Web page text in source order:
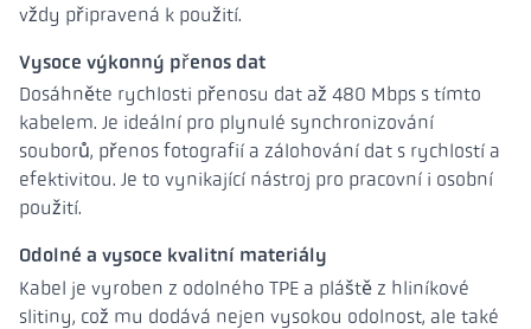
vždy připravená k použití.
Vysoce výkonný přenos dat
Dosáhněte rychlosti přenosu dat až 480 Mbps s tímto
kabelem. Je ideální pro plynulé synchronizování
souborů, přenos fotografií a zálohování dat s rychlostí a
efektivitou. Je to vynikající nástroj pro pracovní i osobní
použití.
Odolné a vysoce kvalitní materiály
Kabel je vyroben z odolného TPE a pláště z hliníkové
slitiny, což mu dodává nejen vysokou odolnost, ale také